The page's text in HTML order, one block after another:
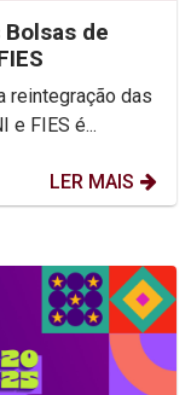
de
e FIES é...
LER MAIS